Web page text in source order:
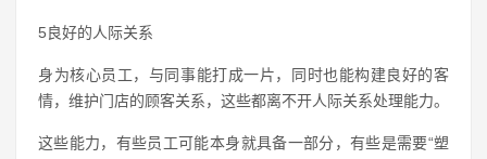
5良好的人际关系
身为核心员工，与同事能打成一片，同时也能构建良好的客
情，维护门店的顾客关系，这些都离不开人际关系处理能力。
这些能力，有些员工可能本身就具备一部分，有些是需要“塑